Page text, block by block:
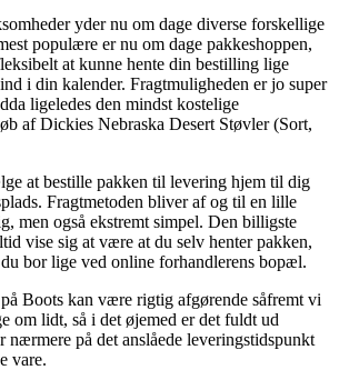
yder nu om dage diverse forskellige
populære er nu om dage pakkeshoppen,
at kunne hente din bestilling lige
i din kalender. Fragtmuligheden er jo super
ligeledes den mindst kostelige
af Dickies Nebraska Desert Støvler (Sort,
at bestille pakken til levering hjem til dig
Fragtmetoden bliver af og til en lille
men også ekstremt simpel. Den billigste
vise sig at være at du selv henter pakken,
bor lige ved online forhandlerens bopæl.
Boots kan være rigtig afgørende såfremt vi
om lidt, så i det øjemed er det fuldt ud
nærmere på det anslåede leveringstidspunkt
vare.